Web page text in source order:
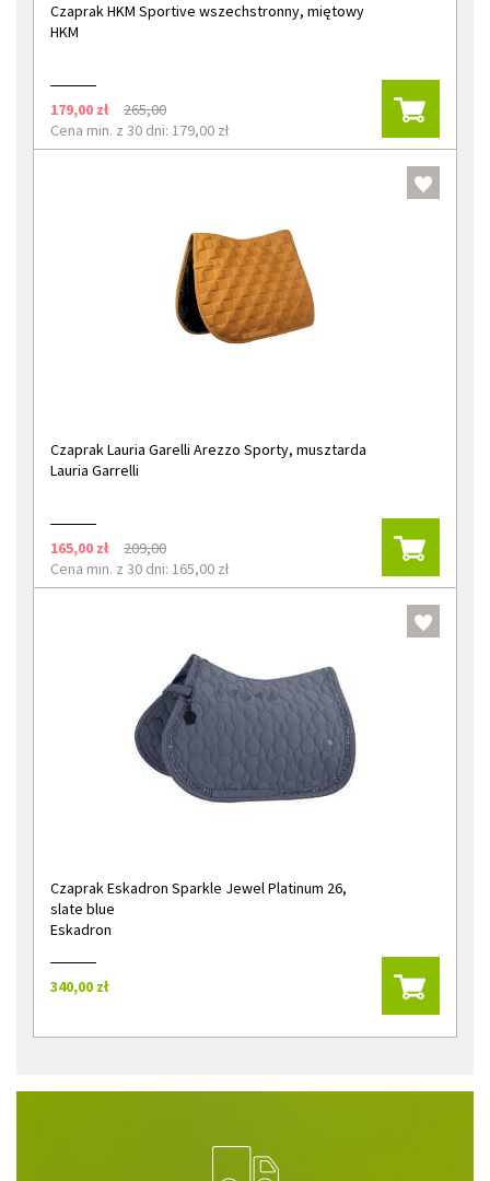
Czaprak HKM Sportive wszechstronny, miętowy
HKM
179,00 zł
265,00
Cena min. z 30 dni: 179,00 zł
Czaprak Lauria Garelli Arezzo Sporty, musztarda
Lauria Garrelli
165,00 zł
209,00
Cena min. z 30 dni: 165,00 zł
Czaprak Eskadron Sparkle Jewel Platinum 26,
slate blue
Eskadron
340,00 zł